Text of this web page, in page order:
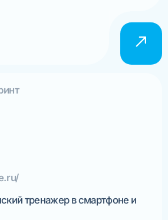
тренажер в смартфоне и